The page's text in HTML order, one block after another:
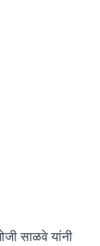
साळवे यांनी